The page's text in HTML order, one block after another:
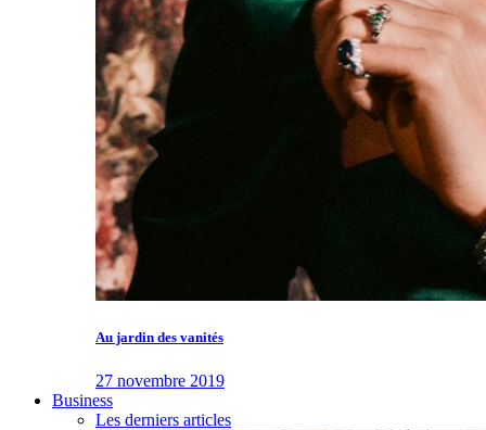
Au jardin des vanités
27 novembre 2019
Business
Les derniers articles